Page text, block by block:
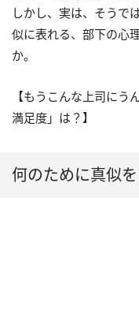
しかし、実は、そうで
似に表れる、部下の心
か。
【もうこんな上司に
満足度」は？】
何のために真似